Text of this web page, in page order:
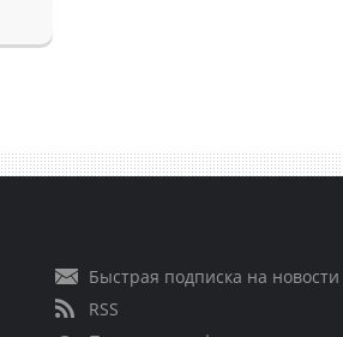
Быстрая подписка на новости
RSS